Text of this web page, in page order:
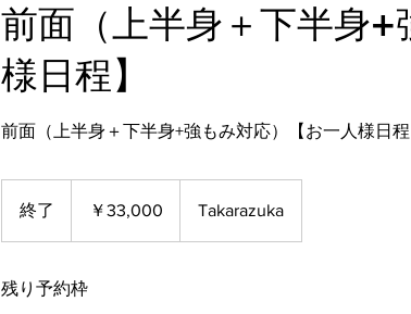
前面（上半身＋下半身
様日程】
前面（上半身＋下半身+強もみ対応）【お一人様日程
終了 ￥33,000 Takarazuka
残り予約枠